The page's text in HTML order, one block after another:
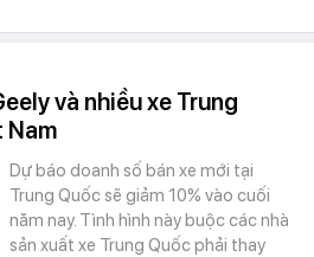
và nhiều xe Trung
Nam
Dự báo doanh số bán xe mới tại
Trung Quốc sẽ giảm 10% vào cuối
năm nay. Tình hình này buộc các nhà
sản xuất xe Trung Quốc phải thay